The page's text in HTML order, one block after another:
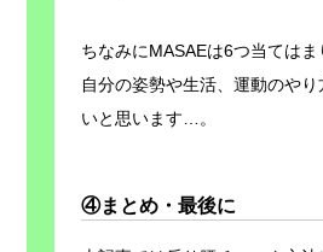
ちなみにMASAEは6つ当ては
自分の姿勢や生活、運動のや
いと思います…。
④まとめ・最後に